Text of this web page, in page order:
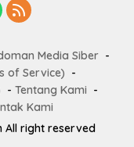
Media Siber
of Service)
Tentang Kami
Kami
All right reserved